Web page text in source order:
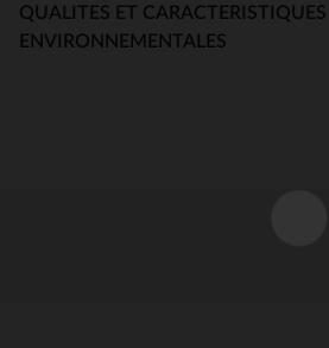
QUALITES ET CARACTERISTIQUES
ENVIRONNEMENTALES